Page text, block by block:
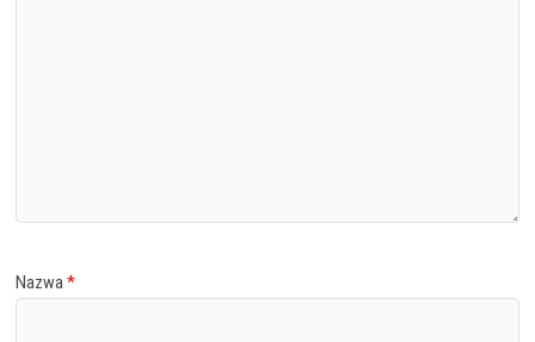
Nazwa*